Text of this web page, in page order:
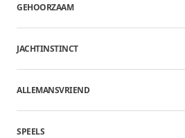
GEHOORZAAM
JACHTINSTINCT
ALLEMANSVRIEND
SPEELS